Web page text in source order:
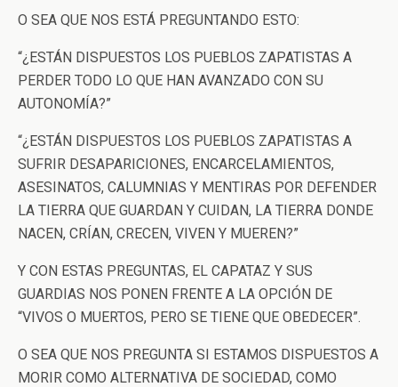
O SEA QUE NOS ESTÁ PREGUNTANDO ESTO:
“¿ESTÁN DISPUESTOS LOS PUEBLOS ZAPATISTAS A
PERDER TODO LO QUE HAN AVANZADO CON SU
AUTONOMÍA?”
“¿ESTÁN DISPUESTOS LOS PUEBLOS ZAPATISTAS A
SUFRIR DESAPARICIONES, ENCARCELAMIENTOS,
ASESINATOS, CALUMNIAS Y MENTIRAS POR DEFENDER
LA TIERRA QUE GUARDAN Y CUIDAN, LA TIERRA DONDE
NACEN, CRÍAN, CRECEN, VIVEN Y MUEREN?”
Y CON ESTAS PREGUNTAS, EL CAPATAZ Y SUS
GUARDIAS NOS PONEN FRENTE A LA OPCIÓN DE
“VIVOS O MUERTOS, PERO SE TIENE QUE OBEDECER”.
O SEA QUE NOS PREGUNTA SI ESTAMOS DISPUESTOS A
MORIR COMO ALTERNATIVA DE SOCIEDAD, COMO